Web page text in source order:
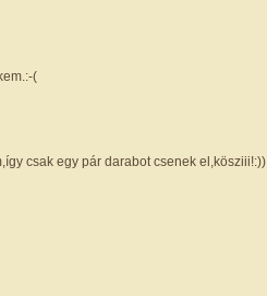
(
csak egy pár darabot csenek el,kösziii!:))